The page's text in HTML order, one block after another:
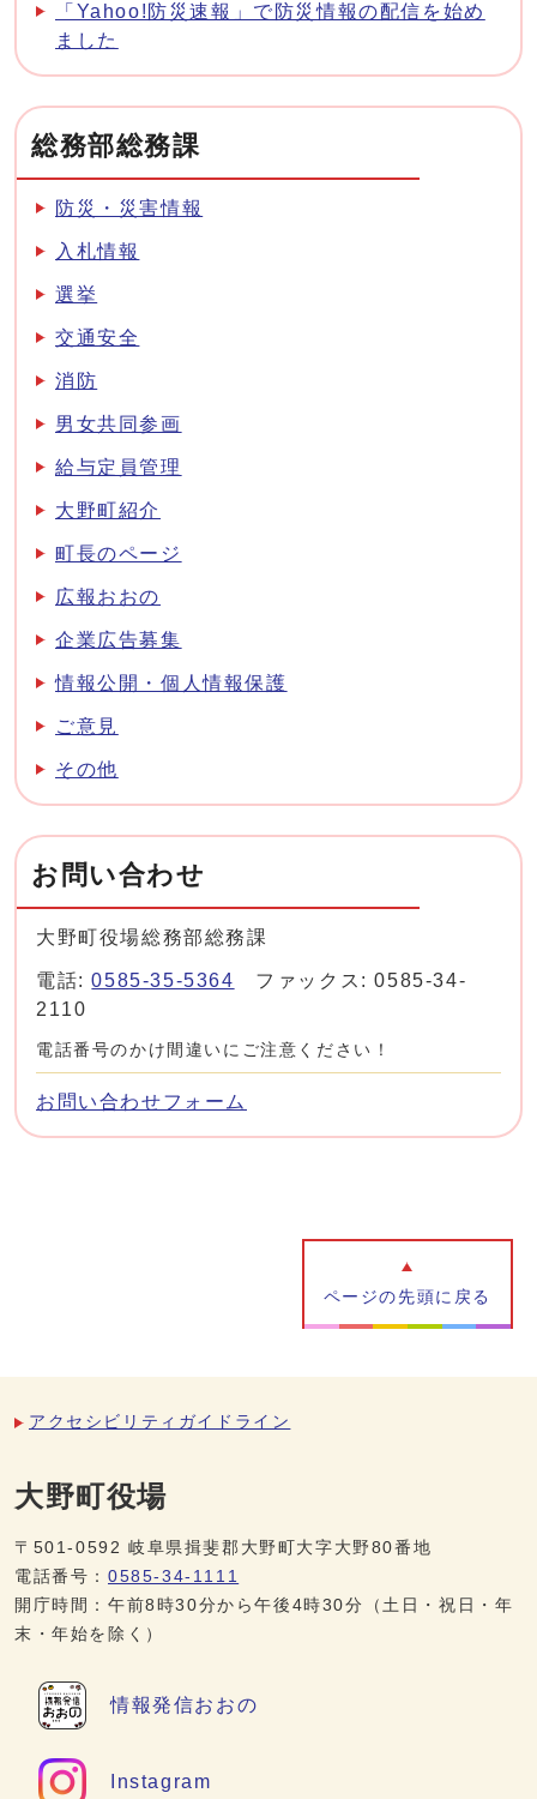
「Yahoo!防災速報」で防災情報の配信を始め
ました
総務部総務課
防災・災害情報
入札情報
選挙
交通安全
消防
男女共同参画
給与定員管理
大野町紹介
町長のページ
広報おおの
企業広告募集
情報公開・個人情報保護
ご意見
その他
お問い合わせ
大野町役場総務部総務課
電話:0585-35-5364 ファックス: 0585-34-
2110
電話番号のかけ間違いにご注意ください！
お問い合わせフォーム
ページの先頭に戻る
アクセシビリティガイドライン
大野町役場
〒501-0592 岐阜県揖斐郡大野町大字大野80番地
電話番号： 0585-34-1111
開庁時間：午前8時30分から午後4時30分（土日・祝日・年
末・年始を除く）
情報発信おおの
Instagram